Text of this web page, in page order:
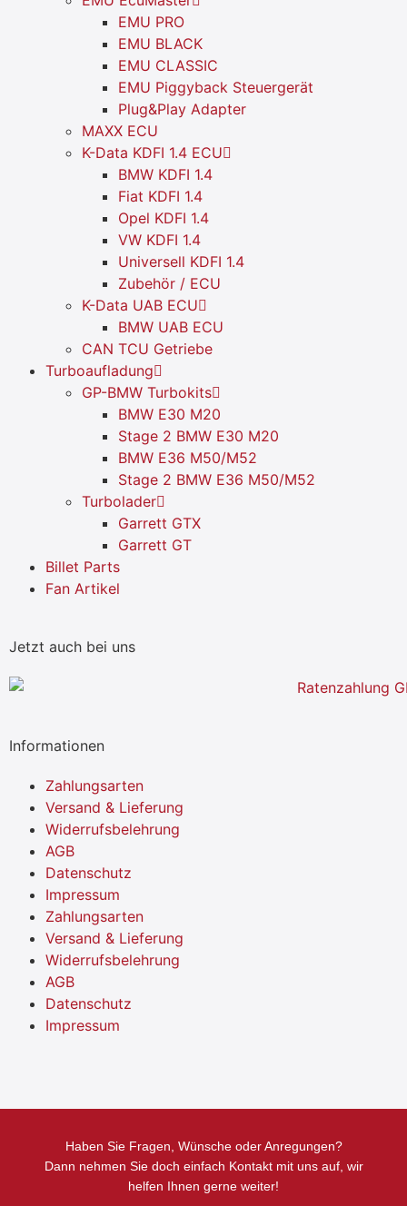
EMU PRO
EMU BLACK
EMU CLASSIC
EMU Piggyback Steuergerät
Plug&Play Adapter
MAXX ECU
K-Data KDFI 1.4 ECU
BMW KDFI 1.4
Fiat KDFI 1.4
Opel KDFI 1.4
VW KDFI 1.4
Universell KDFI 1.4
Zubehör / ECU
K-Data UAB ECU
BMW UAB ECU
CAN TCU Getriebe
Turboaufladung
GP-BMW Turbokits
BMW E30 M20
Stage 2 BMW E30 M20
BMW E36 M50/M52
Stage 2 BMW E36 M50/M52
Turbolader
Garrett GTX
Garrett GT
Billet Parts
Fan Artikel
Jetzt auch bei uns
Informationen
Zahlungsarten
Versand & Lieferung
Widerrufsbelehrung
AGB
Datenschutz
Impressum
Zahlungsarten
Versand & Lieferung
Widerrufsbelehrung
AGB
Datenschutz
Impressum
Haben Sie Fragen, Wünsche oder Anregungen?
Dann nehmen Sie doch einfach Kontakt mit uns auf, wir
helfen Ihnen gerne weiter!